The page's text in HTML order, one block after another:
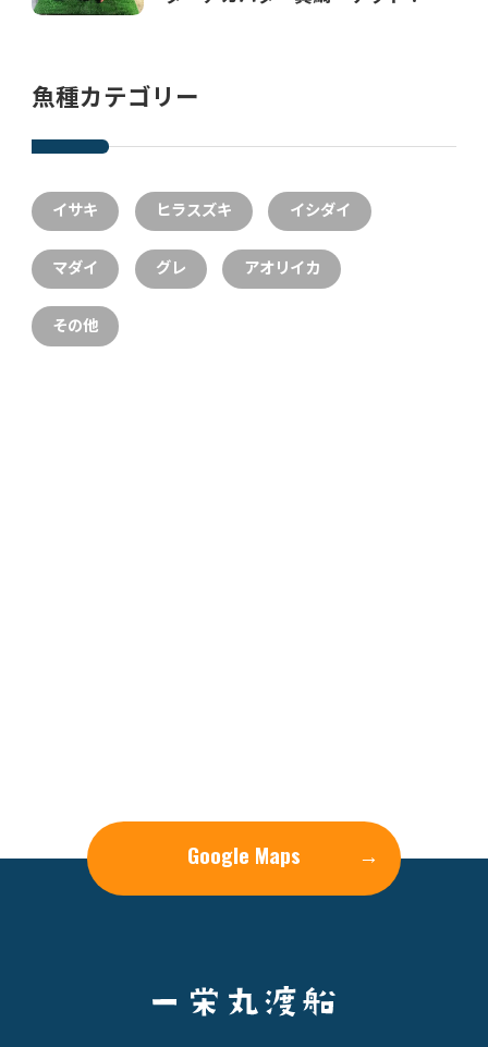
魚種カテゴリー
イサキ ヒラスズキ イシダイ
マダイ グレ アオリイカ
その他
Google Maps →